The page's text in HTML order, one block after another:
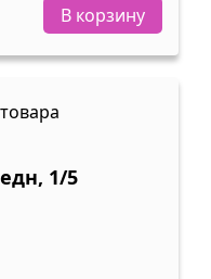
В корзину
1/5